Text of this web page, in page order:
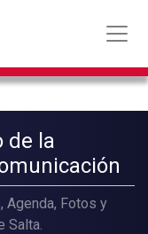
de la
Agenda, Fotos y
Salta.